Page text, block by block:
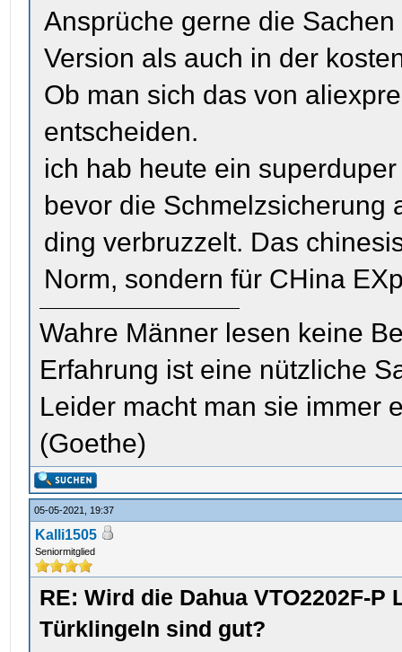
Ansprüche gerne die
Version als auch in der
Ob man sich das von
entscheiden.
ich hab heute ein
bevor die Schmelzsicherung
ding verbruzzelt. Das
Norm, sondern für CHina
Wahre Männer lesen keine
Erfahrung ist eine nützliche
Leider macht man sie immer
(Goethe)
05-05-2021, 19:37
Kalli1505
Seniormitglied
RE: Wird die Dahua VTO2202F-
Türklingeln sind gut?